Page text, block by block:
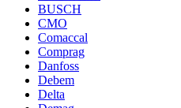
BUSCH
CMO
Comaccal
Comprag
Danfoss
Debem
Delta